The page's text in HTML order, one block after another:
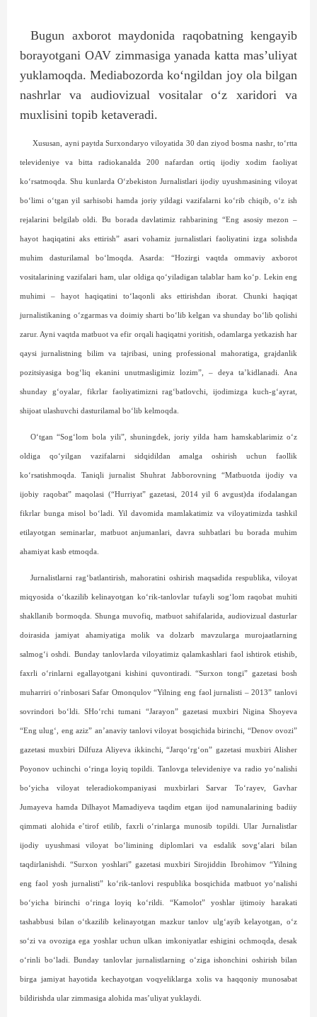
Bugun axborot maydonida raqobatning kengayib
borayotgani OAV zimmasiga yanada katta mas’uliyat
yuklamoqda. Mediabozorda ko‘ngildan joy ola bilgan
nashrlar va audiovizual vositalar o‘z xaridori va
muxlisini topib ketaveradi.
Xususan, ayni paytda Surxondaryo viloyatida 30 dan ziyod bosma nashr, to‘rtta
televideniye va bitta radiokanalda 200 nafardan ortiq ijodiy xodim faoliyat
ko‘rsatmoqda. Shu kunlarda O‘zbekiston Jurnalistlari ijodiy uyushmasining viloyat
bo‘limi o‘tgan yil sarhisobi hamda joriy yildagi vazifalarni ko‘rib chiqib, o‘z ish
rejalarini belgilab oldi. Bu borada davlatimiz rahbarining “Eng asosiy mezon –
hayot haqiqatini aks ettirish” asari vohamiz jurna­listlari faoliyatini izga solishda
muhim dasturilamal bo‘lmoqda. Asarda: “Hozirgi vaqtda ommaviy axborot
vositalarining vazifalari ham, ular oldiga qo‘yiladigan talablar ham ko‘p. Lekin eng
muhimi – hayot haqiqatini to‘laqonli aks ettirishdan iborat. Chunki haqiqat
jurnalistikaning o‘zgarmas va doimiy sharti bo‘lib kelgan va shunday bo‘lib qolishi
zarur. Ayni vaqtda matbuot va efir orqali haqiqatni yoritish, odamlarga yetkazish har
qaysi jurnalistning bilim va tajribasi, uning professional mahoratiga, grajdanlik
pozitsiyasiga bog‘liq ekanini unutmasligimiz lozim”, – deya ta’kidlanadi. Ana
shunday g‘oyalar, fikrlar faoliyatimizni rag‘batlovchi, ijodimizga kuch-g‘ayrat,
shijoat ulashuvchi das­turilamal bo‘lib kelmoqda.
O‘tgan “Sog‘lom bola yili”, shuningdek, joriy yilda ham hamskablarimiz o‘z
oldiga qo‘yilgan vazifalarni sidqidildan amalga oshirish uchun faollik
ko‘rsatishmoqda. Taniqli jurnalist Shuhrat Jabborovning “Matbuotda ijodiy va
ijobiy raqobat” maqolasi (“Hurriyat” gazetasi, 2014 yil 6 avgust)da ifodalangan
fikrlar bunga misol bo‘ladi. Yil davomida mamlakatimiz va viloyatimizda tashkil
etilayotgan seminarlar, matbuot anjumanlari, davra suhbatlari bu borada muhim
ahamiyat kasb etmoqda.
Jurnalistlarni rag‘batlantirish, mahoratini oshirish maqsadida respublika, viloyat
miqyosida o‘tkazilib kelinayotgan ko‘rik-tanlovlar tufayli sog‘lom raqobat muhiti
shakllanib bormoqda. Shunga muvofiq, matbuot sahifalarida, audiovizual dasturlar
doirasida jamiyat ahamiyatiga molik va dolzarb mavzularga murojaatlarning
salmog‘i oshdi. Bunday tanlovlarda viloyatimiz qalamkashlari faol ishtirok etishib,
faxrli o‘rinlarni egallayotgani kishini quvontiradi. “Surxon tongi” gazetasi bosh
muharriri o‘rinbosari Safar Omonqulov “Yilning eng faol jurnalisti – 2013” tanlovi
sovrindori bo‘ldi. SHo‘rchi tumani “Jarayon” gazetasi muxbiri Nigina Shoyeva
“Eng ulug‘, eng aziz” an’anaviy tanlovi viloyat bosqichida birinchi, “Denov ovozi”
gazetasi muxbiri Dilfuza Aliyeva ikkinchi, “Jarqo‘rg‘on” gazetasi muxbiri Alisher
Poyonov uchinchi o‘ringa loyiq topildi. Tanlovga televideniye va radio yo‘nalishi
bo‘yicha viloyat teleradiokompaniyasi muxbirlari Sarvar To‘rayev, Gavhar
Jumayeva hamda Dilhayot Mamadiyeva taqdim etgan ijod namunalarining badiiy
qimmati alohida e’tirof etilib, faxrli o‘rinlarga munosib topildi. Ular Jurnalistlar
ijodiy uyushmasi viloyat bo‘limining diplomlari va esdalik sovg‘alari bilan
taqdirlanishdi. “Surxon yoshlari” gazetasi muxbiri Sirojiddin Ibrohimov “Yilning
eng faol yosh jurnalisti” ko‘rik-tanlovi respublika bosqichida matbuot yo‘nalishi
bo‘yicha birinchi o‘ringa loyiq ko‘rildi. “Kamolot” yoshlar ijtimoiy harakati
tashabbusi bilan o‘tkazilib kelinayotgan mazkur tanlov ulg‘ayib kelayotgan, o‘z
so‘zi va ovoziga ega yoshlar uchun ulkan imkoniyatlar eshigini ochmoqda, desak
o‘rinli bo‘ladi. Bunday tanlovlar jurnalistlarning o‘ziga ishonchini oshirish bilan
birga jamiyat hayotida kechayotgan voqyeliklarga xolis va haqqoniy munosabat
bildirishda ular zimmasiga alohida mas’uliyat yuklaydi.